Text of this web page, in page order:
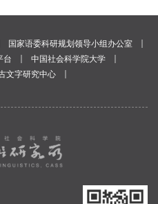
国家语委科研规划领导小组办公室
台
中国社会科学院大学
文字研究中心